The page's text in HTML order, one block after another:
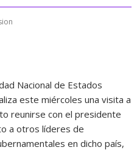
Nacional de Estados
este miércoles una visita a
reunirse con el presidente
a otros líderes de
en dicho país,